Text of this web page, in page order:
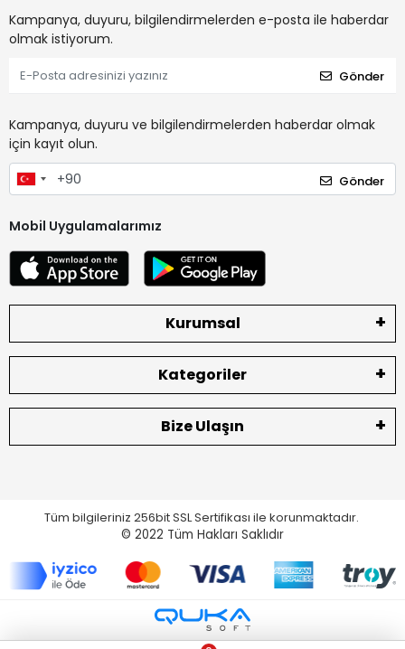
Kampanya, duyuru, bilgilendirmelerden e-posta ile haberdar
olmak istiyorum.
Gönder
Kampanya, duyuru ve bilgilendirmelerden haberdar olmak
için kayıt olun.
Gönder
Mobil Uygulamalarımız
Kurumsal
Kategoriler
Bize Ulaşın
Tüm bilgileriniz 256bit SSL Sertifikası ile korunmaktadır.
© 2022 Tüm Hakları Saklıdır